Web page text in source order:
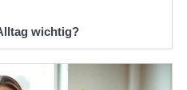
wichtig?